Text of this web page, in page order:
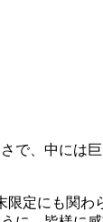
、中には
限定にも関